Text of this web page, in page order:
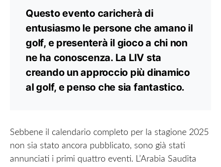
Questo evento caricherà di
entusiasmo le persone che amano il
golf, e presenterà il gioco a chi non
ne ha conoscenza. La LIV sta
creando un approccio più dinamico
al golf, e penso che sia fantastico.
Sebbene il calendario completo per la stagione 2025
non sia stato ancora pubblicato, sono già stati
annunciati i primi quattro eventi. L’Arabia Saudita